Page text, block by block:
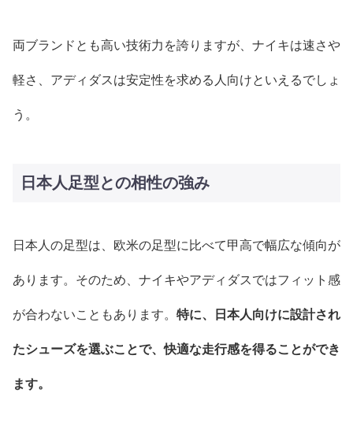
両ブランドとも高い技術力を誇りますが、ナイキは速さや
軽さ、アディダスは安定性を求める人向けといえるでしょ
う。
日本人足型との相性の強み
日本人の足型は、欧米の足型に比べて甲高で幅広な傾向が
あります。そのため、ナイキやアディダスではフィット感
が合わないこともあります。 特に、日本人向けに設計され
たシューズを選ぶことで、快適な走行感を得ることができ
ます。